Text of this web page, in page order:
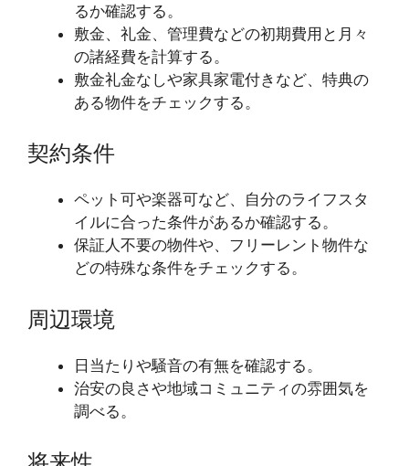
るか確認する。
敷金、礼金、管理費などの初期費用と月々
の諸経費を計算する。
敷金礼金なしや家具家電付きなど、特典の
ある物件をチェックする。
契約条件
ペット可や楽器可など、自分のライフスタ
イルに合った条件があるか確認する。
保証人不要の物件や、フリーレント物件な
どの特殊な条件をチェックする。
周辺環境
日当たりや騒音の有無を確認する。
治安の良さや地域コミュニティの雰囲気を
調べる。